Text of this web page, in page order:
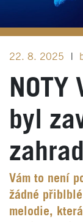
22. 8. 2025
NOTY
byl
Vám to není
žádné
melodie,